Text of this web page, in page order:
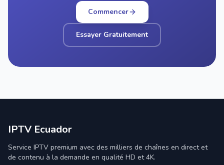
Commencer
Essayer Gratuitement
IPTV Ecuador
Service IPTV premium avec des milliers de chaînes en direct et
de contenu à la demande en qualité HD et 4K.